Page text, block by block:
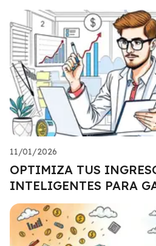
11/01/2026
OPTIMIZA TUS
INTELIGENTES PARA